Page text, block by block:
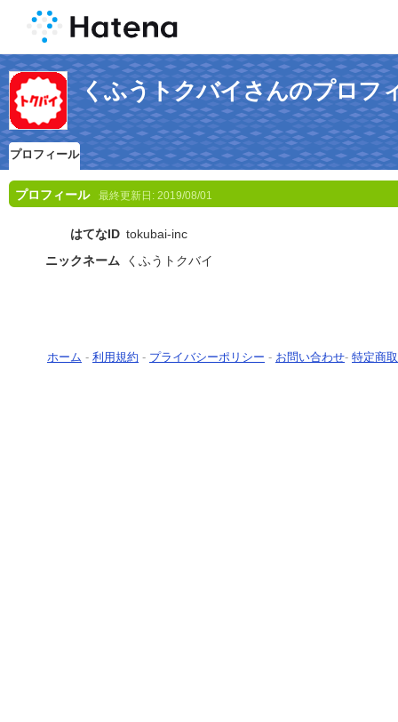
くふうトクバイさんのプロフ
プロフィール
プロフィール 最終更新日: 2019/08/01
はてなID tokubai-inc
ニックネーム
くふうトクバイ
ホーム - 利用規約 - プライバシーポリシー - お問い合わせ- 特定商